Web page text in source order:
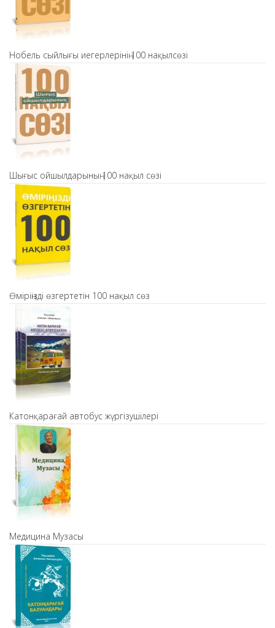
Нобель сыйлығы иегерлерінің 100 нақылсөзі
Шығыс ойшылдарының 100 нақыл сөзі
Өміріңізді өзгертетін 100 нақыл сөз
Катонқарағай автобус жүргізушілері
Медицина Музасы